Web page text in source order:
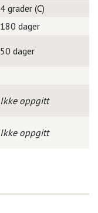
4 grader (C)
180 dager
50 dager
Ikke oppgitt
Ikke oppgitt